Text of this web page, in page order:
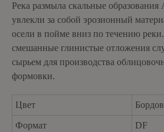
Река размыла скальные образования
увлекли за собой эрозионный
осели в пойме вниз по течению
смешанные глинистые отложения
сырьем для производства
формовки.
Цвет
Формат DF